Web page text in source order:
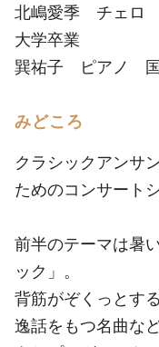
北嶋愛季 チェロ
大学卒業
巽祐子 ピアノ 国
みどころ
クラシックアンサ
ためのコンサート
前半のテーマは暑
ック」。
背筋がぞくっとす
逸話をもつ名曲な